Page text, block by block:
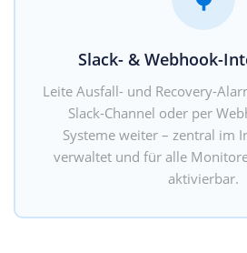
Slack- & Webhook-
Leite Ausfall- und Recovery-
Slack-Channel oder per
Systeme weiter – zentral im
verwaltet und für alle
aktivierbar.